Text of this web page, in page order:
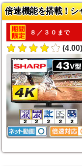
倍速機能を搭載！シ
８／３０まで
(4.00)